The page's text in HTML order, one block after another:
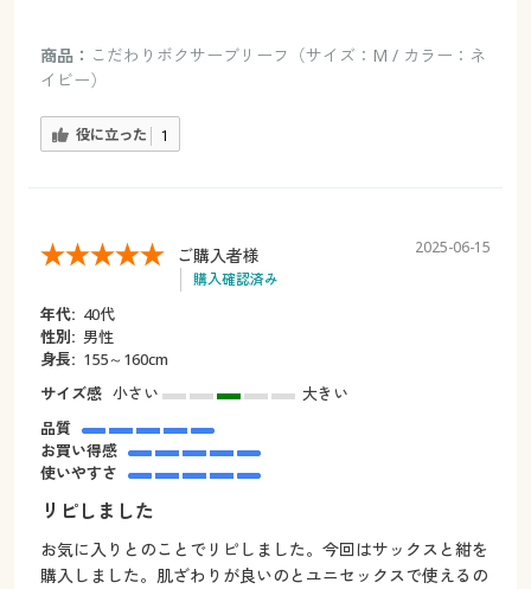
商品： こだわりボクサーブリーフ（サイズ：M / カラー：ネ
イビー）
役に立った 1
ご購入者様
購入確認済み
2025-06-15
年代: 40代
性別: 男性
身長: 155～160cm
サイズ感 小さい
大きい
品質
お買い得感
使いやすさ
リピしました
お気に入りとのことでリピしました。今回はサックスと紺を
購入しました。肌ざわりが良いのとユニセックスで使えるの